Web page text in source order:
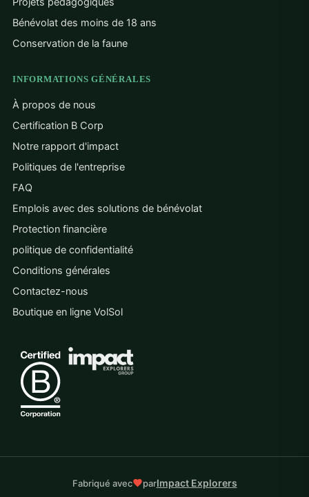
Bénévolat des moins de 18 ans
Conservation de la faune
INFORMATIONS GÉNÉRALES
À propos de nous
Certification B Corp
Notre rapport d'impact
Politiques de l'entreprise
FAQ
Emplois avec des solutions de bénévolat
Protection financière
politique de confidentialité
Conditions générales
Contactez-nous
Boutique en ligne VolSol
Fabriqué avec parImpact Explorers